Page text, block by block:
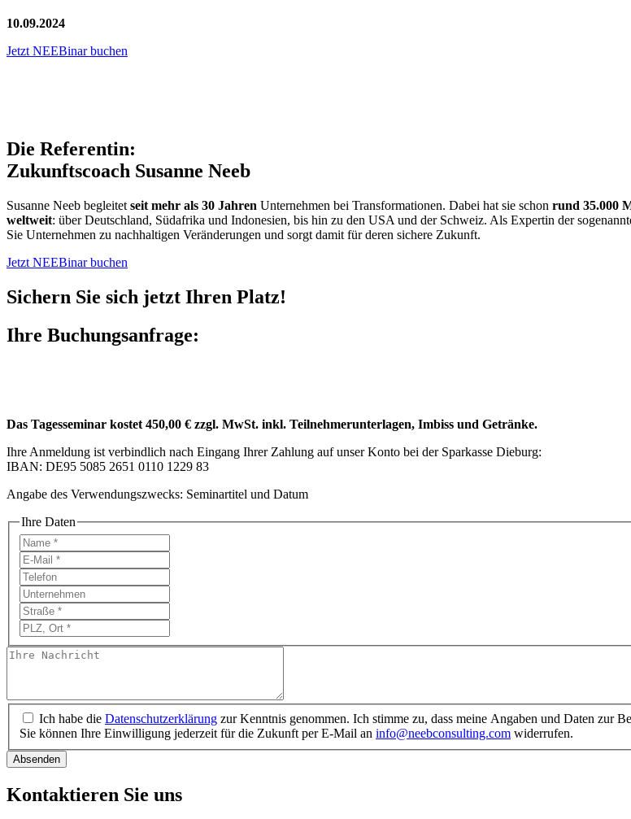
10.09.2024
Jetzt NEEBinar buchen
Die Referentin:
Zukunftscoach Susanne Neeb
Susanne Neeb begleitet seit mehr als 30 Jahren Unternehmen bei Transformationen. Dabei hat sie schon rund 35.000
weltweit: über Deutschland, Südafrika und Indonesien, bis hin zu den USA und der Schweiz. Als Expertin der
Sie Unternehmen zu nachhaltigen Veränderungen und sorgt damit für deren sichere Zukunft.
Jetzt NEEBinar buchen
Sichern Sie sich jetzt Ihren Platz!
Ihre Buchungsanfrage:
Das Tagesseminar kostet 450,00 € zzgl. MwSt. inkl. Teilnehmerunterlagen, Imbiss und Getränke.
Ihre Anmeldung ist verbindlich nach Eingang Ihrer Zahlung auf unser Konto bei der Sparkasse Dieburg:
IBAN: DE95 5085 2651 0110 1229 83
Angabe des Verwendungszwecks: Seminartitel und Datum
Ihre Daten
Ich habe die Datenschutzerklärung zur Kenntnis genommen. Ich stimme zu, dass meine Angaben und Daten zur
Sie können Ihre Einwilligung jederzeit für die Zukunft per E-Mail an info@neebconsulting.com widerrufen.
Absenden
Kontaktieren Sie uns